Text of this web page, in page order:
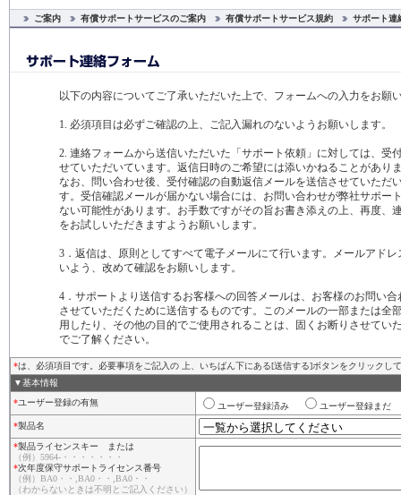
ご案内 有償サポートサービスのご案内 有償サポートサービス規約 サポート連
以下の内容についてご了承いただいた上で、フォームへの入力をお願
1. 必須項目は必ずご確認の上、ご記入漏れのないようお願いします。
2. 連絡フォームから送信いただいた「サポート依頼」に対しては、受
せていただいています。返信日時のご希望には添いかねることがあり
なお、問い合わせ後、受付確認の自動返信メールを送信させていただ
す。受信確認メールが届かない場合には、お問い合わせが弊社サポー
ない可能性があります。お手数ですがその旨お書き添えの上、再度、
をお試しいただきますようお願いします。
3．返信は、原則としてすべて電子メールにて行います。メールアドレ
いよう、改めて確認をお願いします。
4．サポートより送信するお客様への回答メールは、お客様のお問い合
させていただくために送信するものです。このメールの一部または全
用したり、その他の目的でご使用されることは、固くお断りさせてい
でご了解ください。
*は、必須項目です。必要事項をご記入の 上、いちばん下にある[送信する]ボタンをクリックし
▼基本情報
*ユーザー登録の有無 ユーザー登録済み
ユーザー登録まだ
*製品名
*製品ライセンスキー または
（例）5964-・・・・・・・
*次年度保守サポートライセンス番号
（例）BA0・・,BA0・・,BA0・・
（わからないときは不明とご記入ください）